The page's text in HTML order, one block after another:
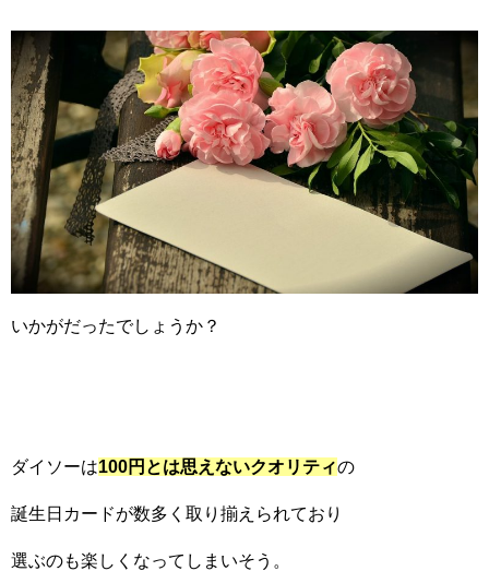
いかがだったでしょうか？
ダイソーは100円とは思えないクオリティの
誕生日カードが数多く取り揃えられており
選ぶのも楽しくなってしまいそう。